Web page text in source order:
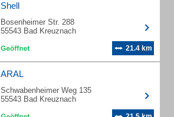
Shell
Bosenheimer Str. 288
55543 Bad Kreuznach
21.4 km
ARAL
Schwabenheimer Weg 135
55543 Bad Kreuznach